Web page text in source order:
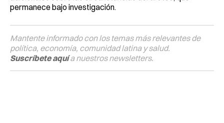
permanece bajo investigación.
Mantente informado con los temas más relevantes de
política, economía, comunidad latina y salud.
Suscríbete aquía nuestros newsletters.